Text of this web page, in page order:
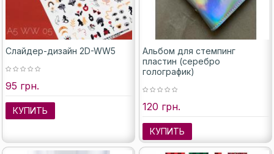
Слайдер-дизайн 2D-WW5
95 грн.
КУПИТЬ
Альбом для стемпинг
пластин (серебро
голографик)
120 грн.
КУПИТЬ